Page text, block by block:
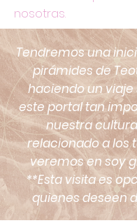
nosotras.
Tendremos una
pirámides de
haciendo un viaje
este portal tan
nuestra
relacionado a los
veremos en soy
**Esta visita es
quienes deseen